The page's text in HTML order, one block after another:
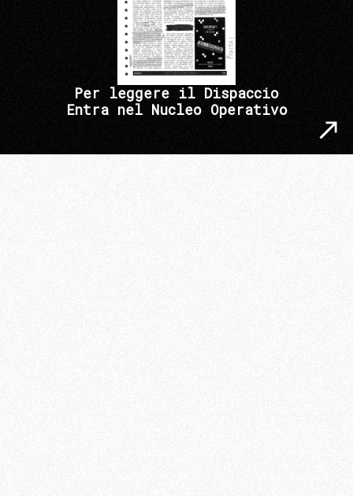
Per leggere il Dispaccio
Entra nel Nucleo Operativo